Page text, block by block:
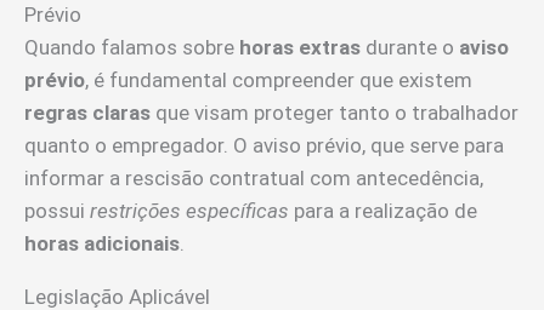
Prévio
Quando falamos sobre horas extras durante o aviso
prévio, é fundamental compreender que existem
regras claras que visam proteger tanto o trabalhador
quanto o empregador. O aviso prévio, que serve para
informar a rescisão contratual com antecedência,
possui restrições específicas para a realização de
horas adicionais
Legislação Aplicável